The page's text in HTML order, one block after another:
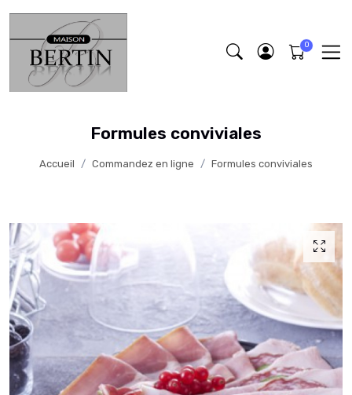
Formules conviviales
Accueil Commandez en ligne Formules conviviales